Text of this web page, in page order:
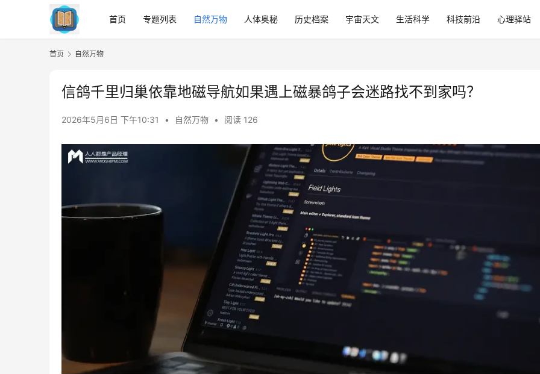
首页 专题列表 自然万物 人体奥秘 历史档案 宇宙天文 生活科学 科技前沿 心理驿站
首页 自然万物
信鸽千里归巢依靠地磁导航如果遇上磁暴鸽子会迷路找不到家吗？
2026年5月6日 下午10:31 • 自然万物 • 阅读 126